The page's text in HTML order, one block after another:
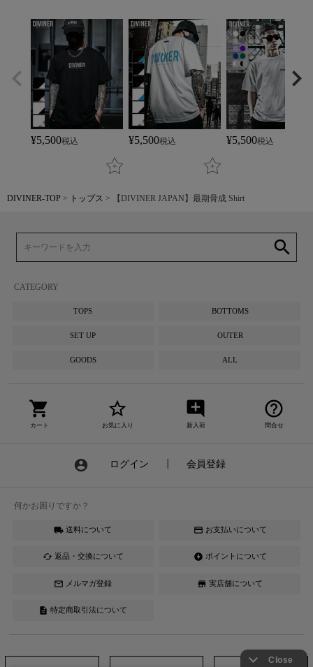
¥5,500税込 ¥5,500税込 ¥5,500税込
DIVINER-TOP トップス 【DIVINER JAPAN】最期骨成 Shirt
search
CATEGORY
TOPS BOTTOMS
SET UP OUTER
GOODS ALL
shopping_cart
カート
star_border
お気に入り
add_comment
新入荷
help_outline
問合せ
account_circle ログイン 会員登録
何かお困りですか？
local_shipping 送料について credit_card お支払いについて
cached 返品・交換について offline_bolt ポイントについて
mail_outline メルマガ登録 store 実店舗について
description 特定商取引法について